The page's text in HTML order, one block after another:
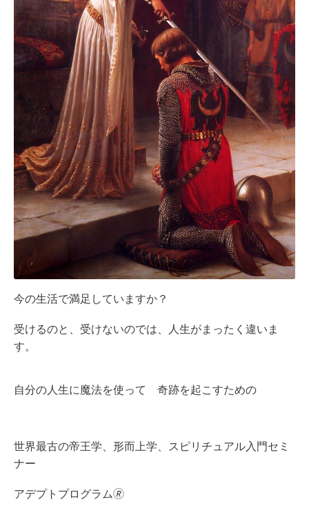
今の生活で満足していますか？
受けるのと、受けないのでは、人生がまったく違いま
す。
自分の人生に魔法を使って 奇跡を起こすための
世界最古の帝王学、形而上学、スピリチュアル入門セミ
ナー
アデプトプログラム🄬